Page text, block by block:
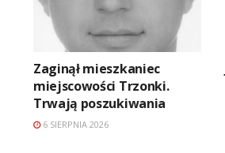
Zaginął mieszkaniec
miejscowości Trzonki.
Trwają poszukiwania
6 SIERPNIA 2026